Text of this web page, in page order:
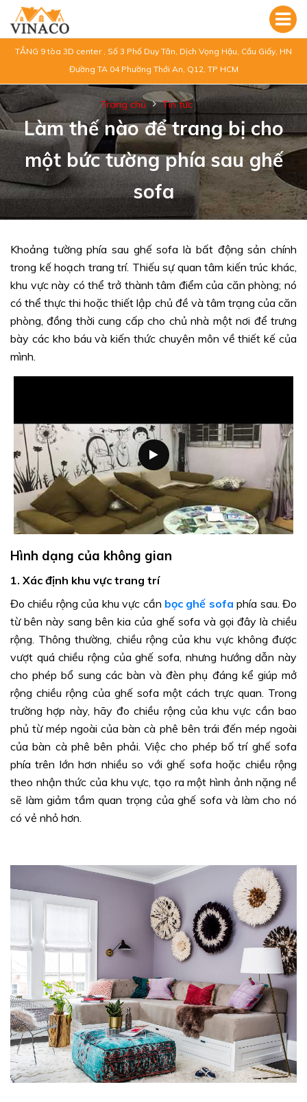
TẦNG 9 tòa 3D center , Số 3 Phố Duy Tân, Dịch Vọng Hậu, Cầu Giấy, HN
Đường TA 04 Phường Thới An, Q12, TP HCM
Trang chủ Tin tức
Làm thế nào để trang bị cho
một bức tường phía sau ghế
sofa
Khoảng tường phía sau ghế sofa là bất động sản chính
trong kế hoạch trang trí. Thiếu sự quan tâm kiến trúc khác,
khu vực này có thể trở thành tâm điểm của căn phòng; nó
có thể thực thi hoặc thiết lập chủ đề và tâm trạng của căn
phòng, đồng thời cung cấp cho chủ nhà một nơi để trưng
bày các kho báu và kiến thức chuyên môn về thiết kế của
mình.
Hình dạng của không gian
1. Xác định khu vực trang trí
Đo chiều rộng của khu vực cần bọc ghế sofa phía sau. Đo
từ bên này sang bên kia của ghế sofa và gọi đây là chiều
rộng. Thông thường, chiều rộng của khu vực không được
vượt quá chiều rộng của ghế sofa, nhưng hướng dẫn này
cho phép bổ sung các bàn và đèn phụ đáng kể giúp mở
rộng chiều rộng của ghế sofa một cách trực quan. Trong
trường hợp này, hãy đo chiều rộng của khu vực cần bao
phủ từ mép ngoài của bàn cà phê bên trái đến mép ngoài
của bàn cà phê bên phải. Việc cho phép bố trí ghế sofa
phía trên lớn hơn nhiều so với ghế sofa hoặc chiều rộng
theo nhận thức của khu vực, tạo ra một hình ảnh nặng nề
sẽ làm giảm tầm quan trọng của ghế sofa và làm cho nó
có vẻ nhỏ hơn.